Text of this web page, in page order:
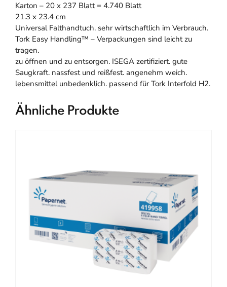
Karton – 20 x 237 Blatt = 4.740 Blatt
21.3 x 23.4 cm
Universal Falthandtuch. sehr wirtschaftlich im Verbrauch.
Tork Easy Handling™ – Verpackungen sind leicht zu
tragen.
zu öffnen und zu entsorgen. ISEGA zertifiziert. gute
Saugkraft. nassfest und reißfest. angenehm weich.
lebensmittel unbedenklich. passend für Tork Interfold H2.
Ähnliche Produkte